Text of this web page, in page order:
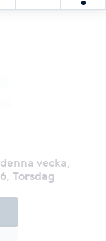
vecka,
Torsdag